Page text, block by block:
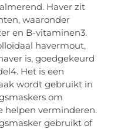
Haver zit
waaronder
en B-vitaminen3.
havermout,
is, goedgekeurd
Het is een
wordt gebruikt in
om
helpen verminderen.
gebruikt of